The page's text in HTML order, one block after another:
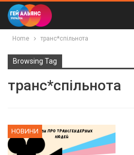
Home транс*спільнота
Browsing Tag
транс*спільнота
НОВИНИ